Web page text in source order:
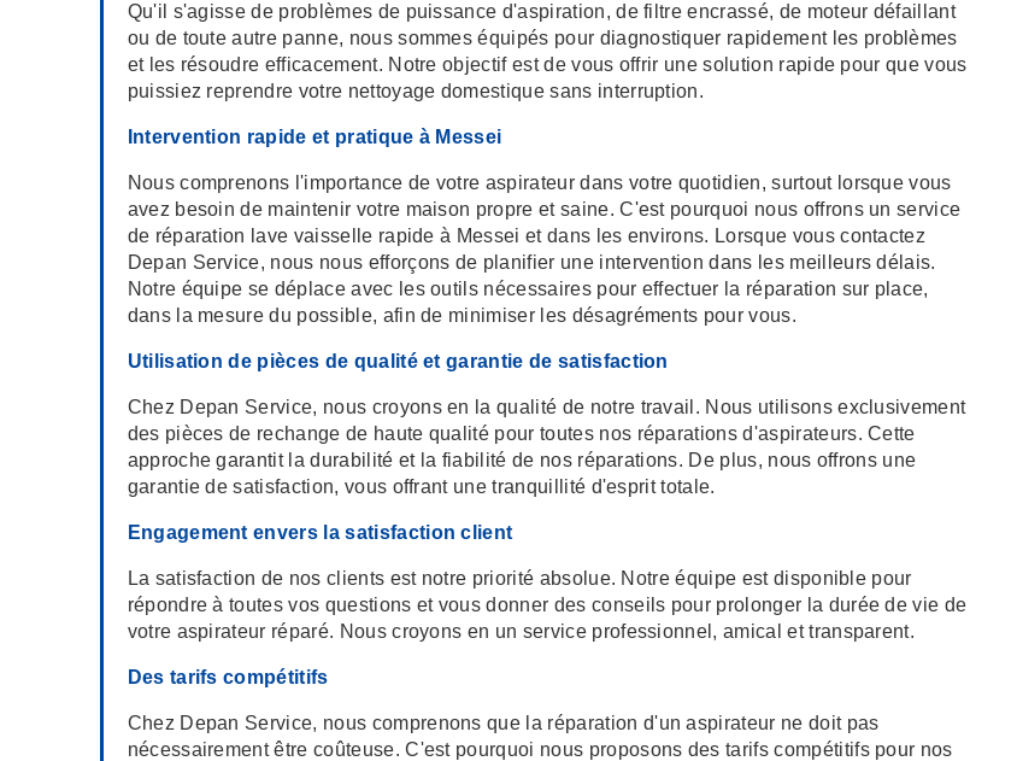
Qu'il s'agisse de problèmes de puissance d'aspiration, de filtre encrassé, de moteur défaillant
ou de toute autre panne, nous sommes équipés pour diagnostiquer rapidement les problèmes
et les résoudre efficacement. Notre objectif est de vous offrir une solution rapide pour que vous
puissiez reprendre votre nettoyage domestique sans interruption.
Intervention rapide et pratique à Messei
Nous comprenons l'importance de votre aspirateur dans votre quotidien, surtout lorsque vous
avez besoin de maintenir votre maison propre et saine. C'est pourquoi nous offrons un service
de réparation lave vaisselle rapide à Messei et dans les environs. Lorsque vous contactez
Depan Service, nous nous efforçons de planifier une intervention dans les meilleurs délais.
Notre équipe se déplace avec les outils nécessaires pour effectuer la réparation sur place,
dans la mesure du possible, afin de minimiser les désagréments pour vous.
Utilisation de pièces de qualité et garantie de satisfaction
Chez Depan Service, nous croyons en la qualité de notre travail. Nous utilisons exclusivement
des pièces de rechange de haute qualité pour toutes nos réparations d'aspirateurs. Cette
approche garantit la durabilité et la fiabilité de nos réparations. De plus, nous offrons une
garantie de satisfaction, vous offrant une tranquillité d'esprit totale.
Engagement envers la satisfaction client
La satisfaction de nos clients est notre priorité absolue. Notre équipe est disponible pour
répondre à toutes vos questions et vous donner des conseils pour prolonger la durée de vie de
votre aspirateur réparé. Nous croyons en un service professionnel, amical et transparent.
Des tarifs compétitifs
Chez Depan Service, nous comprenons que la réparation d'un aspirateur ne doit pas
nécessairement être coûteuse. C'est pourquoi nous proposons des tarifs compétitifs pour nos